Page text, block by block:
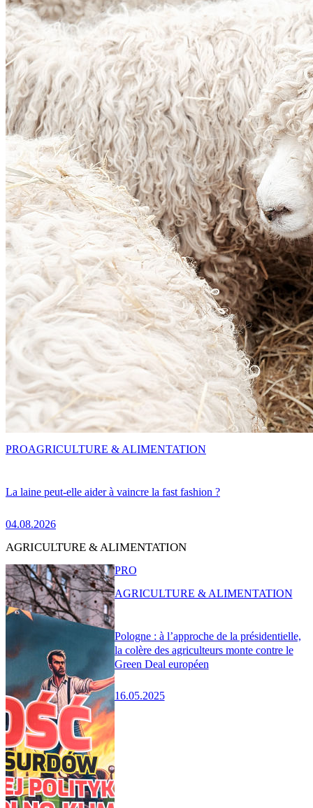
La laine peut-elle aider à vaincre la fast fashion ?
04.08.2026
PROAGRICULTURE & ALIMENTATION
AGRICULTURE & ALIMENTATION
Pologne : à l’approche de la présidentielle,
la colère des agriculteurs monte contre le
Green Deal européen
16.05.2025
PRO
AGRICULTURE & ALIMENTATION